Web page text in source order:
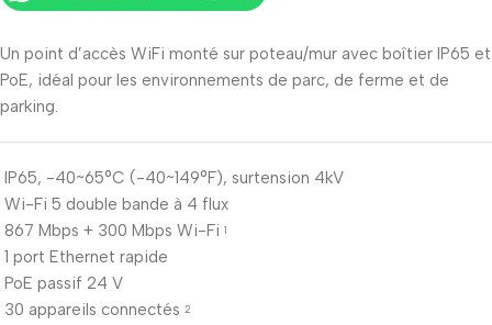
Un point d’accès WiFi monté sur poteau/mur avec boîtier IP65 et
PoE, idéal pour les environnements de parc, de ferme et de
parking.
IP65, -40~65°C (-40~149°F), surtension 4kV
Wi-Fi 5 double bande à 4 flux
867 Mbps + 300 Mbps Wi-Fi 1
1 port Ethernet rapide
PoE passif 24 V
30 appareils connectés 2